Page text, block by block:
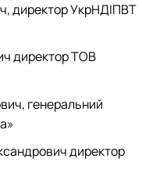
директор УкрНДІПВТ
директор ТОВ
генеральний
директор